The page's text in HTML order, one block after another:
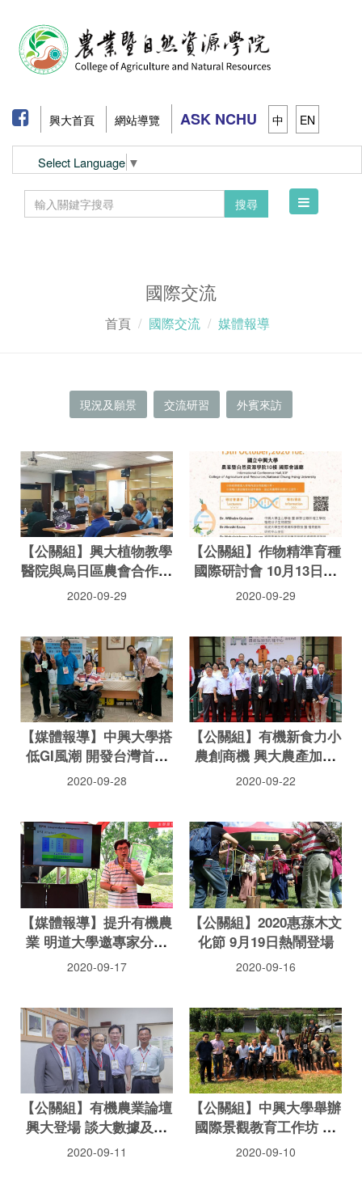
興大首頁 網站導覽 ASK NCHU 中 EN
Select Language ▼
搜尋
Toggle
國際交流
首頁 國際交流 媒體報導
現況及願景 交流研習 外賓來訪
【公關組】興大植物教學
醫院與烏日區農會合作開
設肥料基礎課程
2020-09-29
【公關組】作物精準育種
國際研討會 10月13日興
大登場 歡迎報名
2020-09-29
【媒體報導】中興大學搭
低GI風潮 開發台灣首宗
蓬萊低升糖米
2020-09-28
【公關組】有機新食力小
農創商機 興大農產加值
打樣中心啟用
2020-09-22
【媒體報導】提升有機農
業 明道大學邀專家分享
管理技術
2020-09-17
【公關組】2020惠蓀木文
化節 9月19日熱鬧登場
2020-09-16
【公關組】有機農業論壇
興大登場 談大數據及電
商時代下的有機消費蛻變
2020-09-11
【公關組】中興大學舉辦
國際景觀教育工作坊 共
推新社白冷圳水流域藝術
2020-09-10